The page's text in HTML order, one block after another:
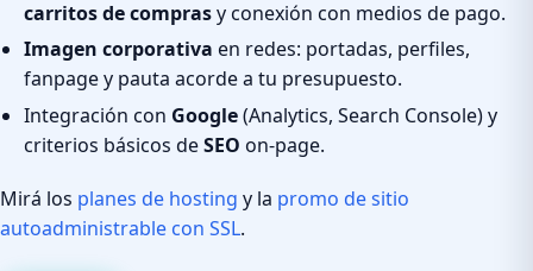
carritos de comprasy conexión con medios de pago.
Imagen corporativa en redes: portadas, perfiles,
fanpage y pauta acorde a tu presupuesto.
Integración con Google(Analytics, Search Console) y
criterios básicos deSEO on-page.
Mirá los planes de hosting y la promo de sitio
autoadministrable con SSL.